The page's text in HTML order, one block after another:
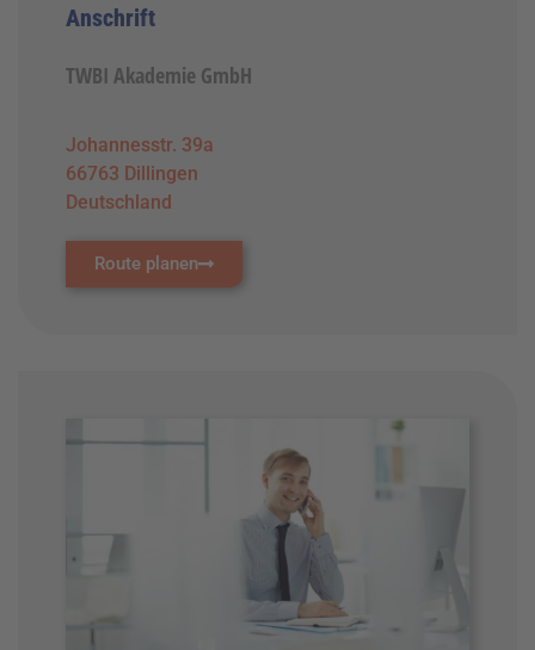
Anschrift
TWBI Akademie GmbH
Johannesstr. 39a
66763 Dillingen
Deutschland
Route planen